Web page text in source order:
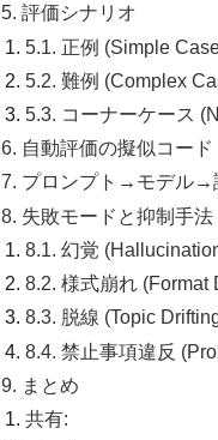
5. 評価シナリオ
5.1. 正例 (Simple
5.2. 難例 (Complex
5.3. コーナーケース
6. 自動評価の擬似コード
7. プロンプト→モデル
8. 失敗モードと抑制手法
8.1. 幻覚
8.2. 様式崩れ (Format
8.3. 脱線 (Topic
8.4. 禁止事項違反
9. まとめ
共有: